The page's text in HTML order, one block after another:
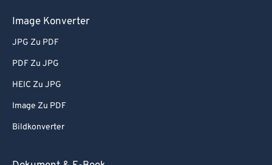
Image Konverter
JPG Zu PDF
PDF Zu JPG
HEIC Zu JPG
Image Zu PDF
Bildkonverter